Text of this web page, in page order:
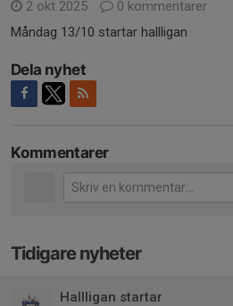
2 okt 2025
0 kommentarer
Måndag 13/10 startar hallligan
Dela nyhet
Kommentarer
Tidigare nyheter
Hallligan startar